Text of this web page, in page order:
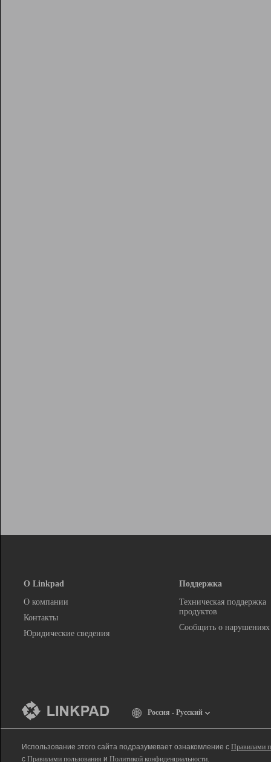
О Linkpad
О компании
Контакты
Юридические сведения
Поддержка
Техническая поддержка
продуктов
Сообщить о нарушениях
Россия - Русский
Использование этого сайта подразумевает ознакомление с Правилами
с Правилами пользования и Политикой конфиденциальности.